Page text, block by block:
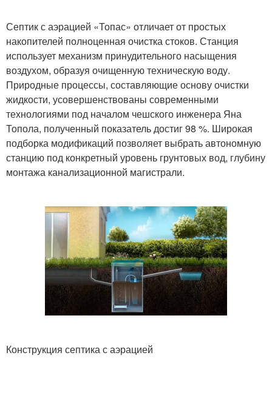
Септик с аэрацией «Топас» отличает от простых
накопителей полноценная очистка стоков. Станция
использует механизм принудительного насыщения
воздухом, образуя очищенную техническую воду.
Природные процессы, составляющие основу очистки
жидкости, усовершенствованы современными
технологиями под началом чешского инженера Яна
Топола, полученный показатель достиг 98 %. Широкая
подборка модификаций позволяет выбрать автономную
станцию под конкретный уровень грунтовых вод, глубину
монтажа канализационной магистрали.
Конструкция септика с аэрацией